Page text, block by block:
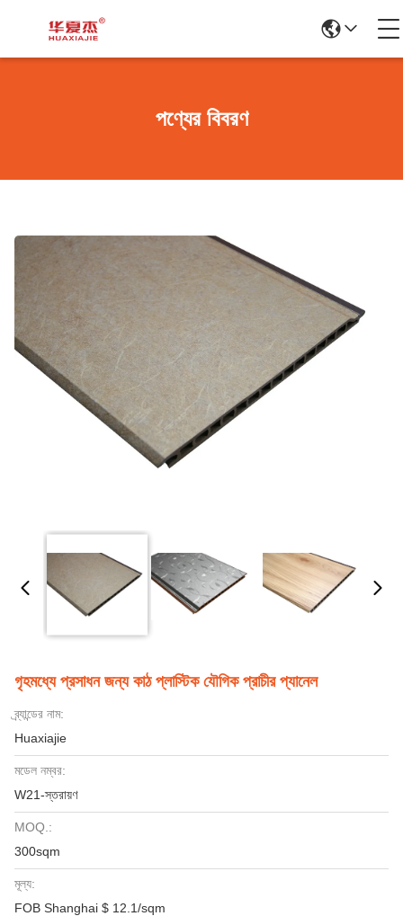
পণ্যের বিবরণ
গৃহমধ্যে প্রসাধন জন্য কাঠ প্লাস্টিক যৌগিক প্রাচীর প্যানেল
ব্র্যান্ডের নাম:
Huaxiajie
মডেল নম্বর:
W21-স্তরায়ণ
MOQ.:
300sqm
মূল্য:
FOB Shanghai $ 12.1/sqm